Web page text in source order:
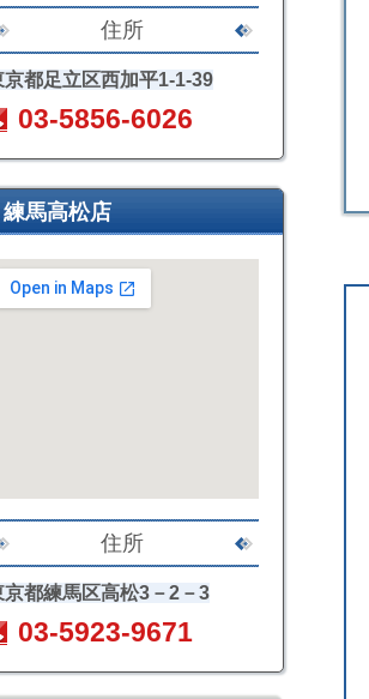
住所
京都足立区西加平1-1-39
03-5856-6026
練馬高松店
住所
京都練馬区高松3－2－3
03-5923-9671